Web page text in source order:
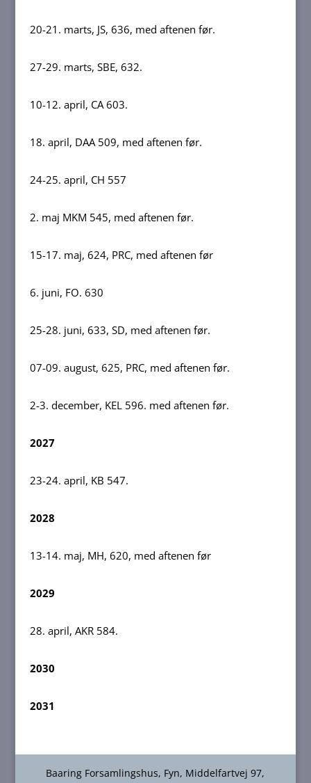
20-21. marts, JS, 636, med aftenen før.
27-29. marts, SBE, 632.
10-12. april, CA 603.
18. april, DAA 509, med aftenen før.
24-25. april, CH 557
2. maj MKM 545, med aftenen før.
15-17. maj, 624, PRC, med aftenen før
6. juni, FO. 630
25-28. juni, 633, SD, med aftenen før.
07-09. august, 625, PRC, med aftenen før.
2-3. december, KEL 596. med aftenen før.
2027
23-24. april, KB 547.
2028
13-14. maj, MH, 620, med aftenen før
2029
28. april, AKR 584.
2030
2031
Baaring Forsamlingshus, Fyn, Middelfartvej 97,